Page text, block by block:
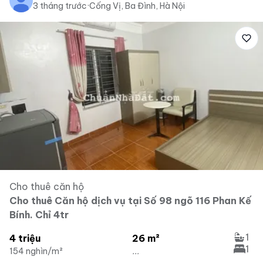
3 tháng trước·Cống Vị, Ba Đình, Hà Nội
Cho thuê căn hộ
Cho thuê Căn hộ dịch vụ tại Số 98 ngõ 116 Phan Kế
Bính. Chỉ 4tr
4 triệu
154 nghìn/m²
26 m²
...
1
1